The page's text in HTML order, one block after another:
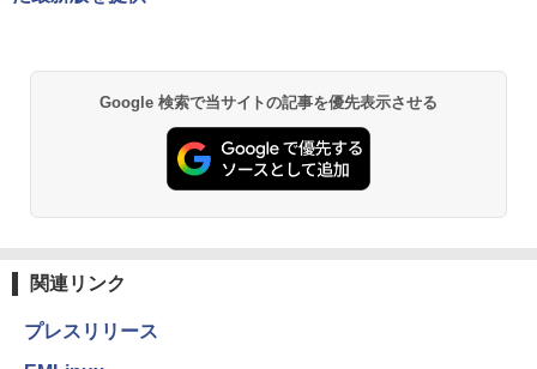
Google 検索で当サイトの記事を優先表示させる
関連リンク
プレスリリース